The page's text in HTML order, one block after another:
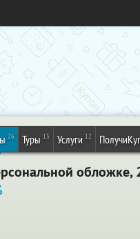
26 Туры 13 Услуги 12